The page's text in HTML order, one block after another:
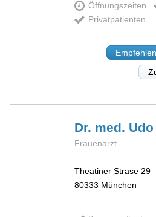
Öffnungszeiten
Privatpatienten
Empfehlen
Dr. med. Udo
Frauenarzt
Theatiner Strase 29
80333 München